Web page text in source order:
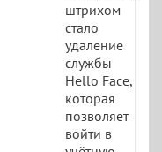
штрихом
стало
удаление
службы
Hello Face,
которая
позволяет
войти в